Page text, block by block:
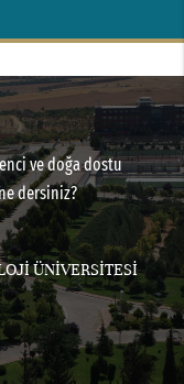
ve doğa dostu
dersiniz?
ÜNİVERSİTESİ